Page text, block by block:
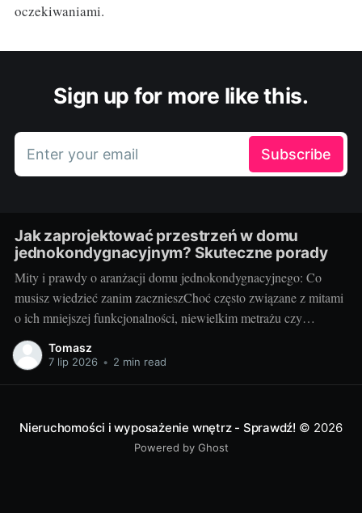
oczekiwaniami.
Sign up for more like this.
Enter your email Subscribe
Jak zaprojektować przestrzeń w domu
jednokondygnacyjnym? Skuteczne porady
Mity i prawdy o aranżacji domu jednokondygnacyjnego: Co
musisz wiedzieć zanim zacznieszChoć często związane z mitami
o ich mniejszej funkcjonalności, niewielkim metrażu czy
monotonności, domy parterowe oferują wiele możliwości i
korzyści. Wbrew stereotypom, dom parterowy projekt może
Tomasz
7 lip 2026 • 2 min read
Nieruchomości i wyposażenie wnętrz - Sprawdź! © 2026
Powered by Ghost